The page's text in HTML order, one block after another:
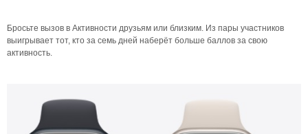
Бросьте вызов в Активности друзьям или близким. Из пары участников
выигрывает тот, кто за семь дней наберёт больше баллов за свою
активность.